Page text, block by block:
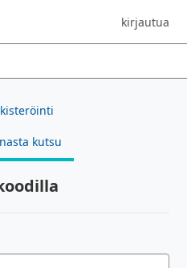
Sign in to
kirjautua
kutsu